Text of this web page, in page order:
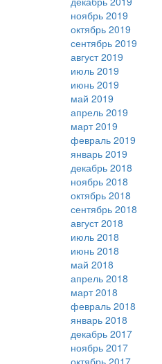
ноябрь 2019
октябрь 2019
сентябрь 2019
август 2019
июль 2019
июнь 2019
май 2019
апрель 2019
март 2019
февраль 2019
январь 2019
декабрь 2018
ноябрь 2018
октябрь 2018
сентябрь 2018
август 2018
июль 2018
июнь 2018
май 2018
апрель 2018
март 2018
февраль 2018
январь 2018
декабрь 2017
ноябрь 2017